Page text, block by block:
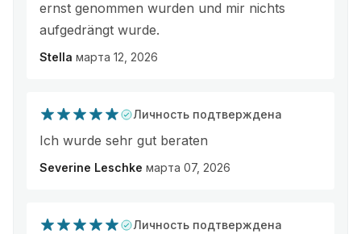
ernst genommen wurden und mir nichts
aufgedrängt wurde.
Stella марта 12, 2026
Личность подтверждена
Ich wurde sehr gut beraten
Severine Leschke марта 07, 2026
Личность подтверждена